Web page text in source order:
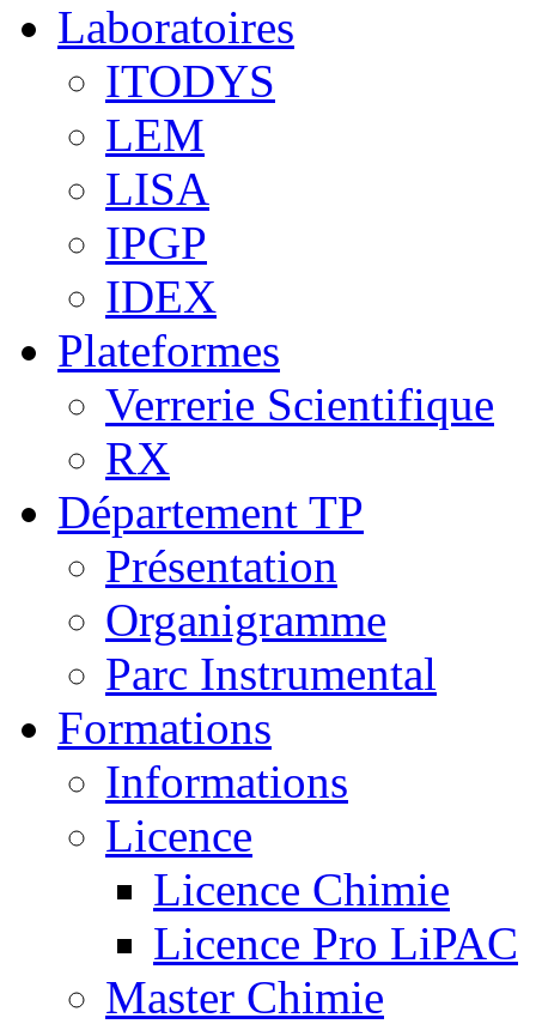
Laboratoires
ITODYS
LEM
LISA
IPGP
IDEX
Plateformes
Verrerie Scientifique
RX
Département TP
Présentation
Organigramme
Parc Instrumental
Formations
Informations
Licence
Licence Chimie
Licence Pro LiPAC
Master Chimie